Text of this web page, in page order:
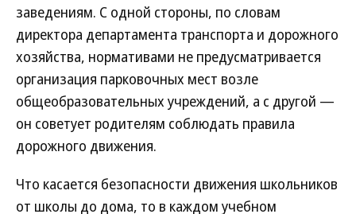
заведениям. С одной стороны, по словам
директора департамента транспорта и дорожного
хозяйства, нормативами не предусматривается
организация парковочных мест возле
общеобразовательных учреждений, а с другой —
он советует родителям соблюдать правила
дорожного движения.
Что касается безопасности движения школьников
от школы до дома, то в каждом учебном